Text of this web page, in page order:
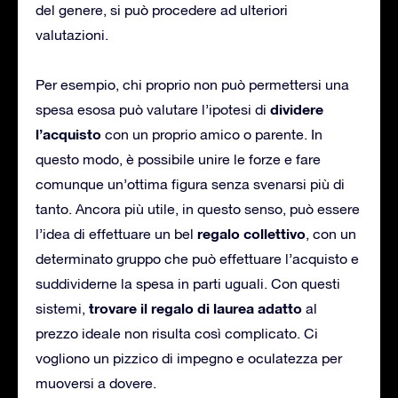
del genere, si può procedere ad ulteriori
valutazioni.
Per esempio, chi proprio non può permettersi una
spesa esosa può valutare l’ipotesi di dividere
l’acquisto con un proprio amico o parente. In
questo modo, è possibile unire le forze e fare
comunque un’ottima figura senza svenarsi più di
tanto. Ancora più utile, in questo senso, può essere
l’idea di effettuare un bel regalo collettivo, con un
determinato gruppo che può effettuare l’acquisto e
suddividerne la spesa in parti uguali. Con questi
sistemi, trovare il regalo di laurea adatto al
prezzo ideale non risulta così complicato. Ci
vogliono un pizzico di impegno e oculatezza per
muoversi a dovere.